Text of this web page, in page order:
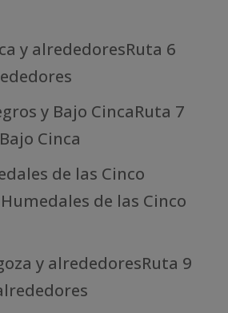
y alrededoresRuta 6
y Bajo CincaRuta 7
Cinca
de las Cinco
de las Cinco
y alrededoresRuta 9